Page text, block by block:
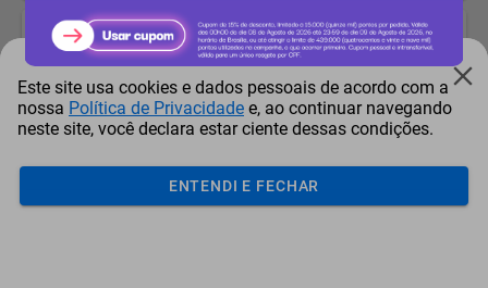
Carregador Tramontina
Veicular 2000 Mah
Pontos + Dinheiro
2.023 pontos -16%
1.704pontos
Este site usa cookies e dados pessoais de acordo com a
nossa Política de Privacidade e, ao continuar navegando
neste site, você declara estar ciente dessas condições.
ENTENDI E FECHAR